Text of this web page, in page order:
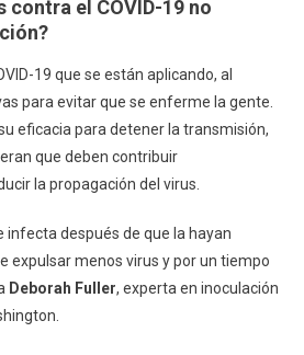
contra el COVID-19 no
19 que se están aplicando, al
para evitar que se enferme la gente.
eficacia para detener la transmisión,
que deben contribuir
la propagación del virus.
infecta después de que la hayan
expulsar menos virus y por un tiempo
Deborah Fuller, experta en inoculación